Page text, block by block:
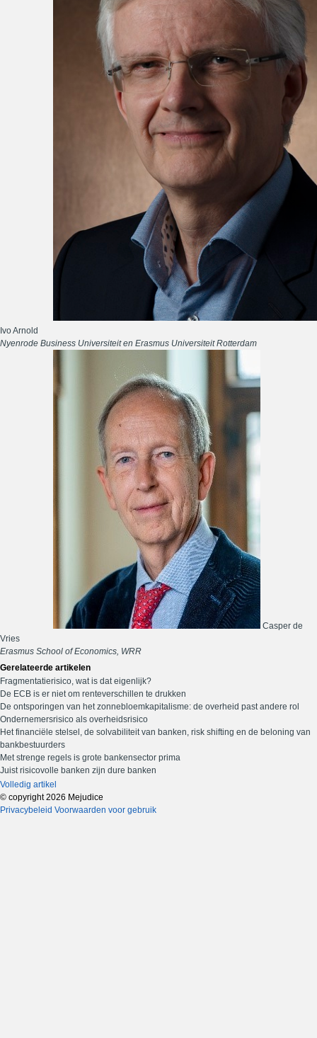
Ivo Arnold
Nyenrode Business Universiteit en Erasmus Universiteit Rotterdam
Casper de
Vries
Erasmus School of Economics, WRR
Gerelateerde artikelen
Fragmentatierisico, wat is dat eigenlijk?
De ECB is er niet om renteverschillen te drukken
De ontsporingen van het zonnebloemkapitalisme: de overheid past andere rol
Ondernemersrisico als overheidsrisico
Het financiële stelsel, de solvabiliteit van banken, risk shifting en de beloning van
bankbestuurders
Met strenge regels is grote bankensector prima
Juist risicovolle banken zijn dure banken
Volledig artikel
© copyright 2026 Mejudice
Privacybeleid Voorwaarden voor gebruik